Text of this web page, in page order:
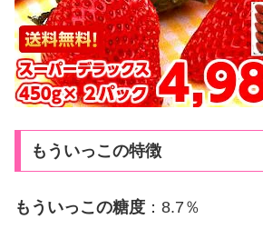
もういっこの特徴
もういっこの糖度 ：8.7％